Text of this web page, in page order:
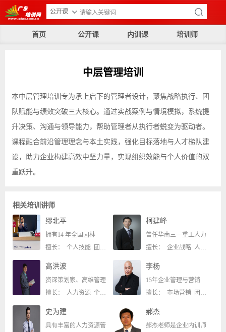
公开课
首页 公开课 内训课 培训师
中层管理培训
本中层管理培训专为承上启下的管理者设计，聚焦战略执行、团
队赋能与绩效突破三大核心。通过实战案例与情境模拟，系统提
升决策、沟通与领导能力，帮助管理者从执行者蜕变为驱动者。
课程融合前沿管理理念与本土实践，强化目标落地与人才梯队建
设，助力企业构建高效中坚力量，实现组织效能与个人价值的双
重跃升。
相关培训讲师
缪北平
拥有14 年全国园林
擅长： 个人技能 团队管理
柯建峰
曾任华南三一重工人力
擅长： 企业战略 人力资源
高洪波
资深策划家、高维管理
擅长： 人力资源 个人技能
李杨
15年企业管理与营销
擅长： 市场营销 团队管理
史为建
具有丰富的人力资源管
郝杰
郝杰老师是企业内训师